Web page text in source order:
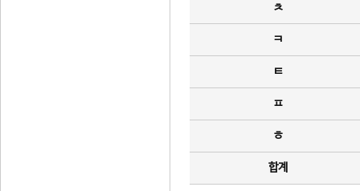
ㅊ
ㅋ
ㅌ
ㅍ
ㅎ
합계